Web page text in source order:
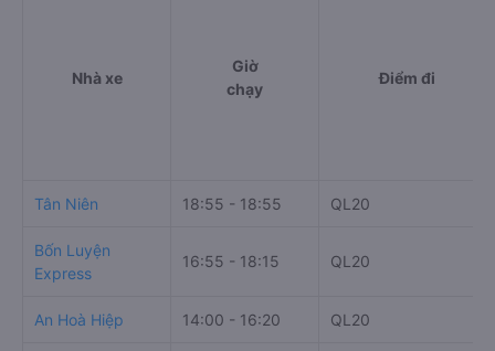
Nhà xe
Giờ
chạy
Điểm đi
Tân Niên 18:55 - 18:55 QL20
Bốn Luyện
Express
16:55 - 18:15 QL20
An Hoà Hiệp 14:00 - 16:20 QL20